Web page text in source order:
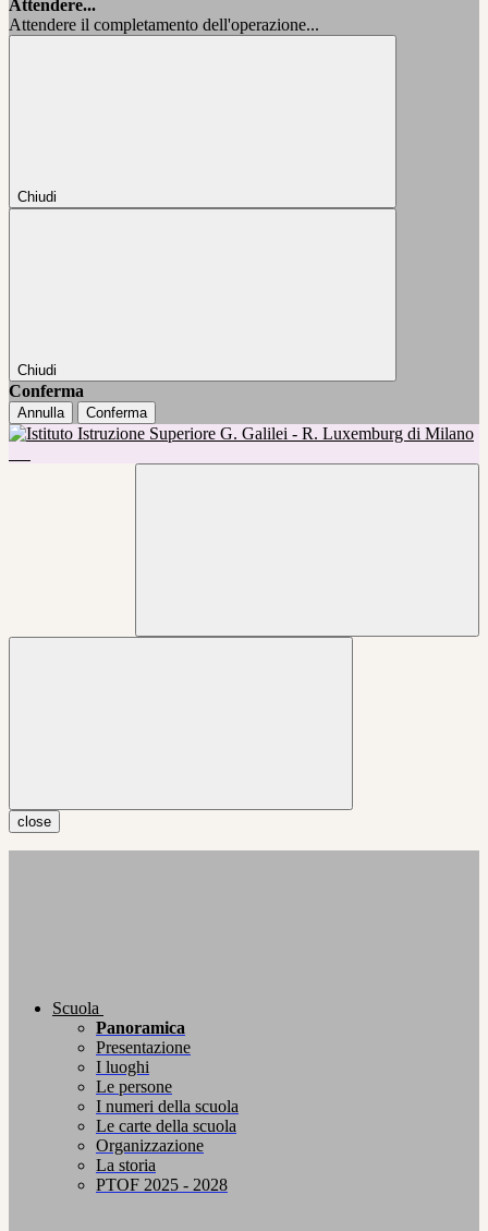
Attendere...
Attendere il completamento dell'operazione...
Chiudi
Chiudi
Conferma
Annulla Conferma
close
Scuola
Panoramica
Presentazione
I luoghi
Le persone
I numeri della scuola
Le carte della scuola
Organizzazione
La storia
PTOF 2025 - 2028